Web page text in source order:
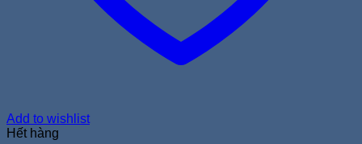
Add to wishlist
Hết hàng